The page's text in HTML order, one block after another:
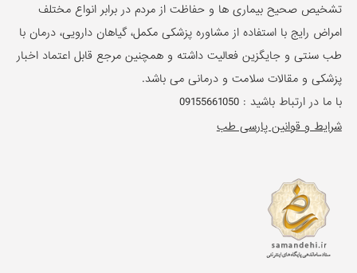
تشخیص صحیح بیماری ها و حفاظت از مردم در برابر انواع مختلف
امراض رایج با استفاده از مشاوره پزشکی مکمل، گیاهان دارویی، درمان با
طب سنتی و جایگزین فعالیت داشته و همچنین مرجع قابل اعتماد اخبار
پزشکی و مقالات سلامت و درمانی می باشد.
با ما در ارتباط باشید :09155661050
شرایط و قوانین پارسی طب